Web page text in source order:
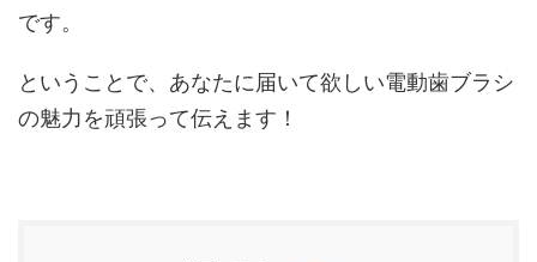
です。
ということで、あなたに届いて欲しい電動歯ブラシ
の魅力を頑張って伝えます！